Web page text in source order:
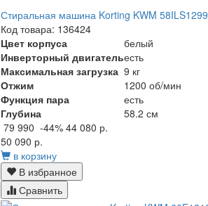
Стиральная машина Korting KWM 58ILS1299
Код товара: 136424
Цвет корпуса
белый
Инверторный двигательесть
Максимальная загрузка 9 кг
Отжим
1200 об/мин
Функция пара
есть
Глубина
58.2 см
79 990 -44% 44 080 р.
50 090 р.
в корзину
В избранное
Сравнить